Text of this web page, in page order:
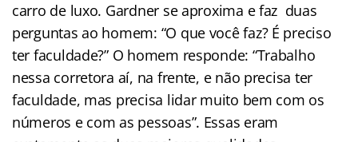
carro de luxo. Gardner se aproxima e faz duas
perguntas ao homem: “O que você faz? É preciso
ter faculdade?” O homem responde: “Trabalho
nessa corretora aí, na frente, e não precisa ter
faculdade, mas precisa lidar muito bem com os
números e com as pessoas”. Essas eram